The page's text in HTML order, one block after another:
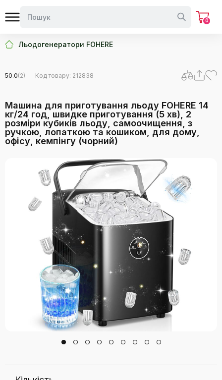
0
Льодогенератори FOHERE
50.0(2) Код товару: 212838
Машина для приготування льоду FOHERE 14
кг/24 год, швидке приготування (5 хв), 2
розміри кубиків льоду, самоочищення, з
ручкою, лопаткою та кошиком, для дому,
офісу, кемпінгу (чорний)